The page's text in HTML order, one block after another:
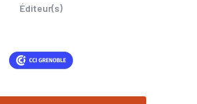
Éditeur(s)